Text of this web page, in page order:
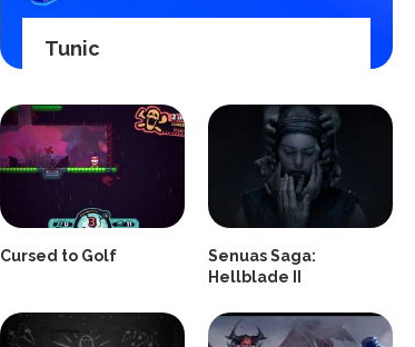
Tunic
Cursed to Golf
Senuas Saga:
Hellblade II